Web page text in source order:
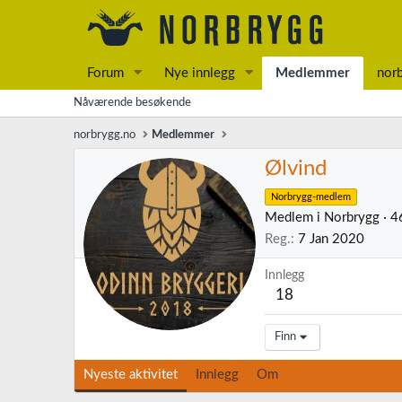
Forum Nye innlegg Medlemmer
Nåværende besøkende
norbrygg.no Medlemmer
Ølvind
Norbrygg-medlem
Medlem i Norbrygg ·
Reg.
7 Jan 2020
Innlegg
18
Finn
Nyeste aktivitet Innlegg Om